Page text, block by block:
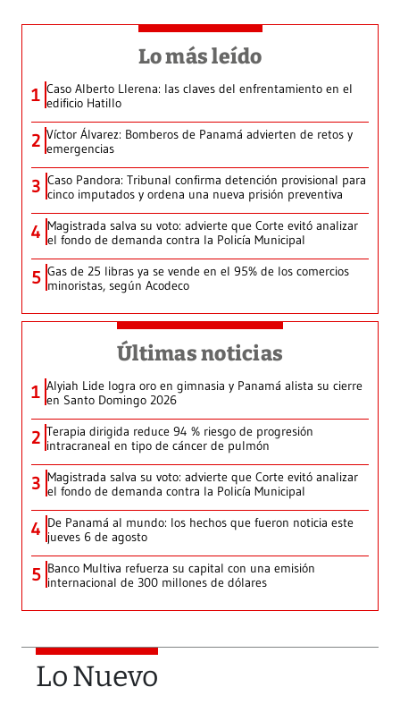
Lo más leído
1 Caso Alberto Llerena: las claves del enfrentamiento en el
edificio Hatillo
2 Víctor Álvarez: Bomberos de Panamá advierten de retos y
emergencias
3 Caso Pandora: Tribunal confirma detención provisional para
cinco imputados y ordena una nueva prisión preventiva
4 Magistrada salva su voto: advierte que Corte evitó analizar
el fondo de demanda contra la Policía Municipal
5 Gas de 25 libras ya se vende en el 95% de los comercios
minoristas, según Acodeco
Últimas noticias
1 Alyiah Lide logra oro en gimnasia y Panamá alista su cierre
en Santo Domingo 2026
2 Terapia dirigida reduce 94 % riesgo de progresión
intracraneal en tipo de cáncer de pulmón
3 Magistrada salva su voto: advierte que Corte evitó analizar
el fondo de demanda contra la Policía Municipal
4 De Panamá al mundo: los hechos que fueron noticia este
jueves 6 de agosto
5 Banco Multiva refuerza su capital con una emisión
internacional de 300 millones de dólares
Lo Nuevo